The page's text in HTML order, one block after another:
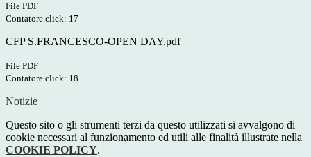
File PDF
Contatore click: 17
CFP S.FRANCESCO-OPEN DAY.pdf
File PDF
Contatore click: 18
Notizie
Questo sito o gli strumenti terzi da questo utilizzati si avvalgono di
cookie necessari al funzionamento ed utili alle finalità illustrate nella
COOKIE POLICY.